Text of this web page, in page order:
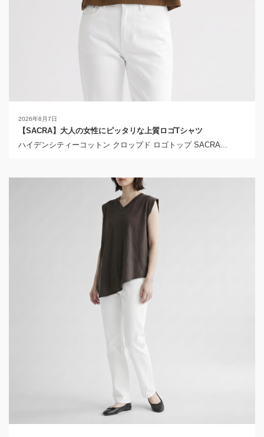
2026年8月7日
【SACRA】大人の女性にピッタリな上質ロゴTシャツ
ハイデンシティーコットン クロップド ロゴトップ SACRA...